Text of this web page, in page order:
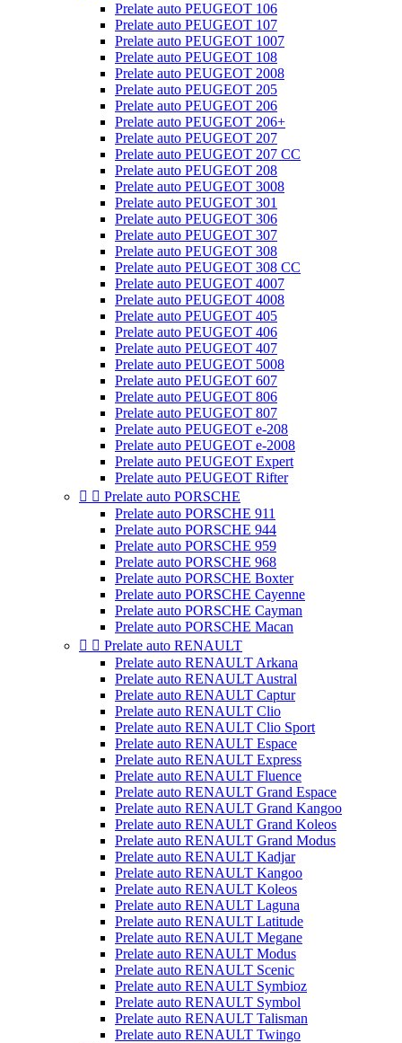
Prelate auto PEUGEOT 106
Prelate auto PEUGEOT 107
Prelate auto PEUGEOT 1007
Prelate auto PEUGEOT 108
Prelate auto PEUGEOT 2008
Prelate auto PEUGEOT 205
Prelate auto PEUGEOT 206
Prelate auto PEUGEOT 206+
Prelate auto PEUGEOT 207
Prelate auto PEUGEOT 207 CC
Prelate auto PEUGEOT 208
Prelate auto PEUGEOT 3008
Prelate auto PEUGEOT 301
Prelate auto PEUGEOT 306
Prelate auto PEUGEOT 307
Prelate auto PEUGEOT 308
Prelate auto PEUGEOT 308 CC
Prelate auto PEUGEOT 4007
Prelate auto PEUGEOT 4008
Prelate auto PEUGEOT 405
Prelate auto PEUGEOT 406
Prelate auto PEUGEOT 407
Prelate auto PEUGEOT 5008
Prelate auto PEUGEOT 607
Prelate auto PEUGEOT 806
Prelate auto PEUGEOT 807
Prelate auto PEUGEOT e-208
Prelate auto PEUGEOT e-2008
Prelate auto PEUGEOT Expert
Prelate auto PEUGEOT Rifter
  Prelate auto PORSCHE
Prelate auto PORSCHE 911
Prelate auto PORSCHE 944
Prelate auto PORSCHE 959
Prelate auto PORSCHE 968
Prelate auto PORSCHE Boxter
Prelate auto PORSCHE Cayenne
Prelate auto PORSCHE Cayman
Prelate auto PORSCHE Macan
  Prelate auto RENAULT
Prelate auto RENAULT Arkana
Prelate auto RENAULT Austral
Prelate auto RENAULT Captur
Prelate auto RENAULT Clio
Prelate auto RENAULT Clio Sport
Prelate auto RENAULT Espace
Prelate auto RENAULT Express
Prelate auto RENAULT Fluence
Prelate auto RENAULT Grand Espace
Prelate auto RENAULT Grand Kangoo
Prelate auto RENAULT Grand Koleos
Prelate auto RENAULT Grand Modus
Prelate auto RENAULT Kadjar
Prelate auto RENAULT Kangoo
Prelate auto RENAULT Koleos
Prelate auto RENAULT Laguna
Prelate auto RENAULT Latitude
Prelate auto RENAULT Megane
Prelate auto RENAULT Modus
Prelate auto RENAULT Scenic
Prelate auto RENAULT Symbioz
Prelate auto RENAULT Symbol
Prelate auto RENAULT Talisman
Prelate auto RENAULT Twingo